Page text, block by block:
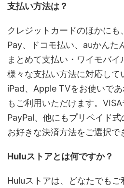
支払い方法は？
クレジットカードのほかにも
Pay、ドコモ払い、auかんた
まとめて支払い・ワイモバ
様々な支払い方法に対応して
iPad、Apple TVをお使いで
もご利用いただけます。
PayPal、他にもプリペイド式
お好きな決済方法をご選択で
Huluストアとは何ですか？
Huluストアは、どなたでも